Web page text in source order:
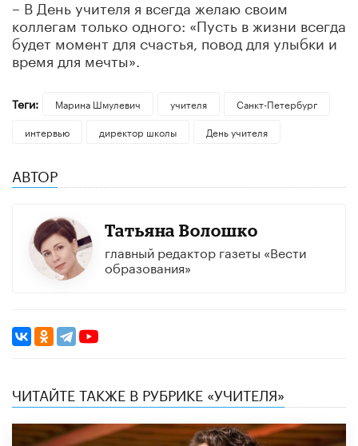
– В День учителя я всегда желаю своим
коллегам только одного: «Пусть в жизни всегда
будет момент для счастья, повод для улыбки и
время для мечты».
Теги: Марина Шмулевич учителя
Санкт-Петербург
интервью
директор школы День учителя
АВТОР
Татьяна Волошко
главный редактор газеты «Вести
образования»
ЧИТАЙТЕ ТАКЖЕ В РУБРИКЕ «УЧИТЕЛЯ»